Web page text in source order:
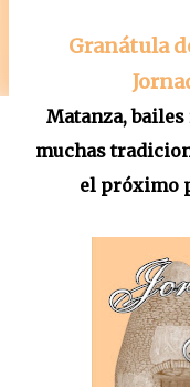
Granátula
Matanza,
muchas
el próximo